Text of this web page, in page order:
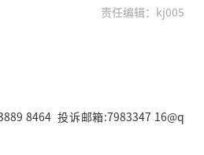
责任编辑：kj005
8464 投诉邮箱:7983347 16@q